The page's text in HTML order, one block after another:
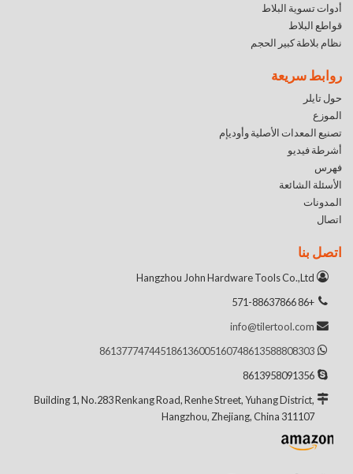
أدوات تسوية البلاط
قواطع البلاط
نظام بلاطة كبير الحجم
روابط سريعة
حول تايلر
الموزع
تصنيع المعدات الأصلية وأوديإم
أشرطة فيديو
فهرس
الأسئلة الشائعة
المدونات
اتصال
اتصل بنا
Hangzhou John Hardware Tools Co.,Ltd
+86 571-88637866
info@tilertool.com
8613588808303
8613600516074
8613777474451
8613958091356
Building 1, No.283 Renkang Road, Renhe Street, Yuhang District,
Hangzhou, Zhejiang, China 311107